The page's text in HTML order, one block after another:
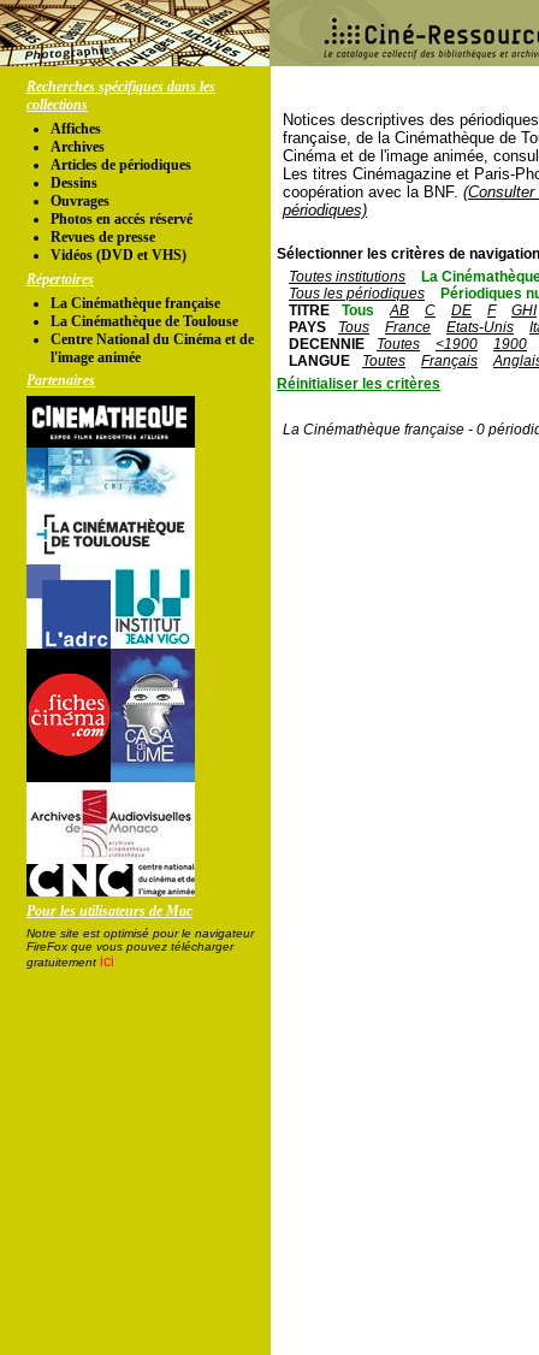
Recherches spécifiques dans les
collections
Affiches
Archives
Articles de périodiques
Dessins
Ouvrages
Photos en accés réservé
Revues de presse
Vidéos (DVD et VHS)
Répertoires
La Cinémathèque française
La Cinémathèque de Toulouse
Centre National du Cinéma et de
l'image animée
Partenaires
Pour les utilisateurs de Mac
Notre site est optimisé pour le navigateur
FireFox que vous pouvez télécharger
gratuitement ici
Notices descriptives des
française, de la Cinémathèque de
Cinéma et de l'image animée,
Les titres Cinémagazine et Paris-
coopération avec la BNF.
périodiques)
Sélectionner les critères de
Toutes institutions
La
Tous les périodiques
Périodiques
TITRE
Tous AB C DE F
GHI
PAYS
Tous France Etats-Unis
DECENNIE
Toutes <1900
1900
LANGUE
Toutes Français
Réinitialiser les critères
La Cinémathèque française - 0